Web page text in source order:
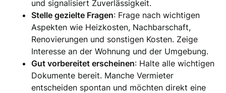
und signalisiert Zuverlässigkeit.
Stelle gezielte Fragen: Frage nach wichtigen
Aspekten wie Heizkosten, Nachbarschaft,
Renovierungen und sonstigen Kosten. Zeige
Interesse an der Wohnung und der Umgebung.
Gut vorbereitet erscheinen: Halte alle wichtigen
Dokumente bereit. Manche Vermieter
entscheiden spontan und möchten direkt eine